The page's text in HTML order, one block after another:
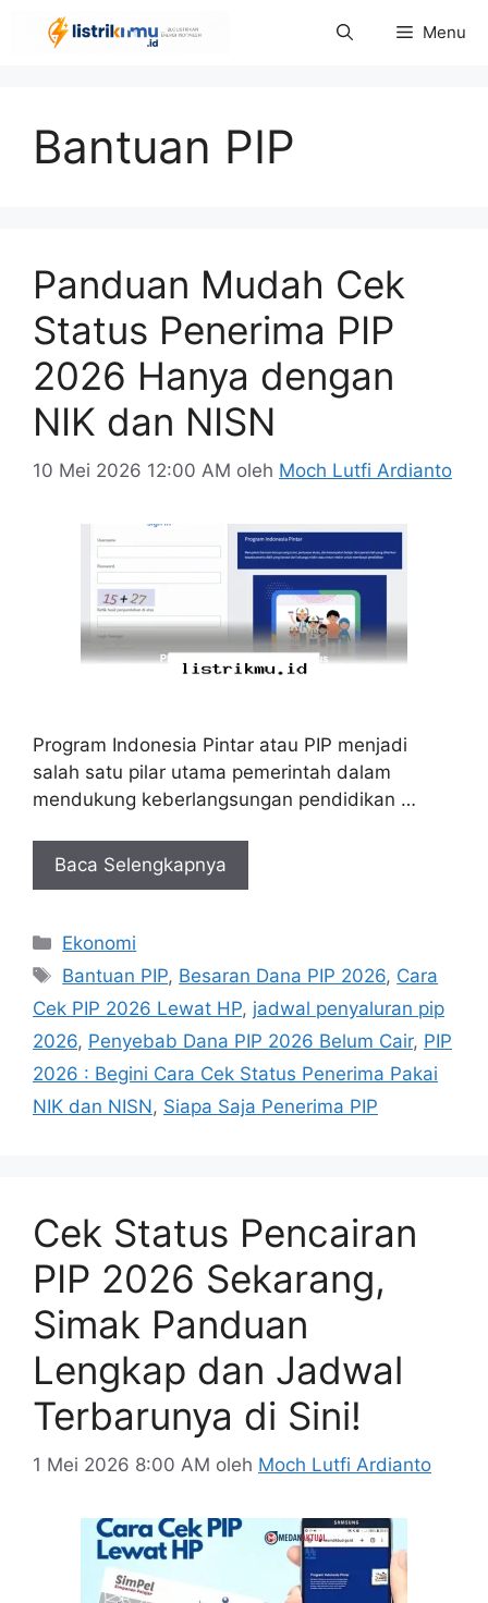
Langsung
Menu
Bantuan PIP
Panduan Mudah Cek
Status Penerima PIP
2026 Hanya dengan
NIK dan NISN
10 Mei 2026 12:00 AM oleh Moch Lutfi Ardianto
Program Indonesia Pintar atau PIP menjadi
salah satu pilar utama pemerintah dalam
mendukung keberlangsungan pendidikan …
Baca Selengkapnya
Kategori
Ekonomi
Tag
Bantuan PIP, Besaran Dana PIP 2026, Cara
Cek PIP 2026 Lewat HP, jadwal penyaluran pip
2026, Penyebab Dana PIP 2026 Belum Cair, PIP
2026 : Begini Cara Cek Status Penerima Pakai
NIK dan NISN, Siapa Saja Penerima PIP
Cek Status Pencairan
PIP 2026 Sekarang,
Simak Panduan
Lengkap dan Jadwal
Terbarunya di Sini!
1 Mei 2026 8:00 AM oleh Moch Lutfi Ardianto